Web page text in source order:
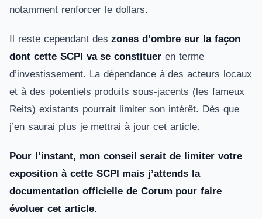
notamment renforcer le dollars.
Il reste cependant deszones d’ombre sur la façon
dont cette SCPI va se constituer en terme
d’investissement. La dépendance à des acteurs locaux
et à des potentiels produits sous-jacents (les fameux
Reits) existants pourrait limiter son intérêt. Dès que
j’en saurai plus je mettrai à jour cet article.
Pour l’instant, mon conseil serait de limiter votre
exposition à cette SCPI mais j’attends la
documentation officielle de Corum pour faire
évoluer cet article.